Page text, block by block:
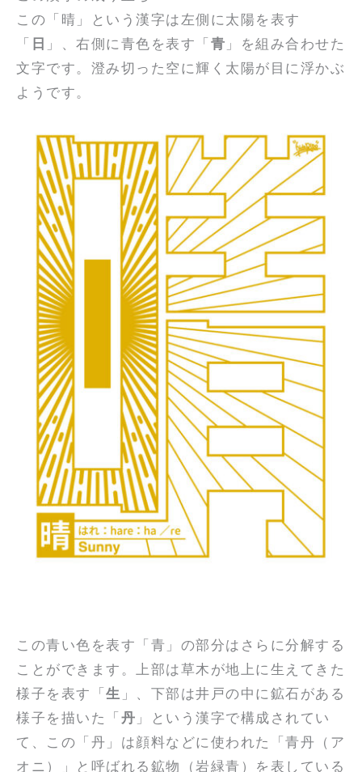
この「晴」という漢字は左側に太陽を表す
「
日 」、右側に青色を表す「 青 」を組み合わせた
文字です。澄み切った空に輝く太陽が目に浮かぶ
ようです。
この青い色を表す「青」の部分はさらに分解する
ことができます。上部は草木が地上に生えてきた
様子を表す「 生 」、下部は井戸の中に鉱石がある
様子を描いた「 丹 」という漢字で構成されてい
て、この「丹」は顔料などに使われた「青丹（ア
オニ）」と呼ばれる鉱物（岩緑青）を表している